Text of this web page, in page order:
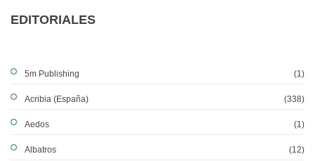
EDITORIALES
5m Publishing (1)
Acribia (España) (338)
Aedos (1)
Albatros (12)